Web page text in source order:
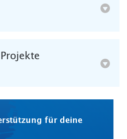
für deine